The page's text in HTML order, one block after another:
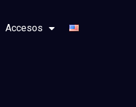
Accesos